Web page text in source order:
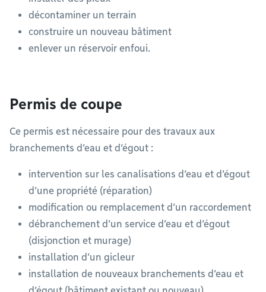
décontaminer un terrain
construire un nouveau bâtiment
enlever un réservoir enfoui.
Permis de coupe
Ce permis est nécessaire pour des travaux aux
branchements d’eau et d’égout :
intervention sur les canalisations d’eau et d’égout
d’une propriété (réparation)
modification ou remplacement d’un raccordement
débranchement d’un service d’eau et d’égout
(disjonction et murage)
installation d’un gicleur
installation de nouveaux branchements d’eau et